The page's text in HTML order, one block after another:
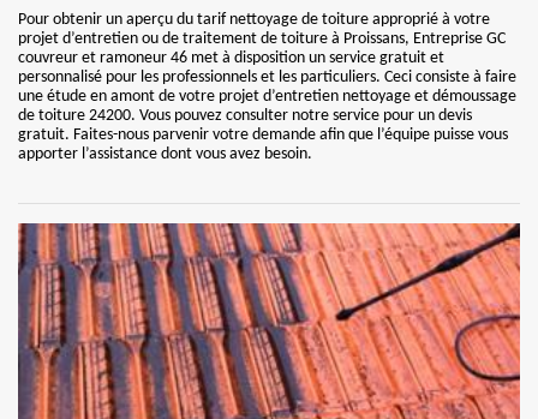
Pour obtenir un aperçu du tarif nettoyage de toiture approprié à votre
projet d’entretien ou de traitement de toiture à Proissans, Entreprise GC
couvreur et ramoneur 46 met à disposition un service gratuit et
personnalisé pour les professionnels et les particuliers. Ceci consiste à faire
une étude en amont de votre projet d’entretien nettoyage et démoussage
de toiture 24200. Vous pouvez consulter notre service pour un devis
gratuit. Faites-nous parvenir votre demande afin que l’équipe puisse vous
apporter l’assistance dont vous avez besoin.